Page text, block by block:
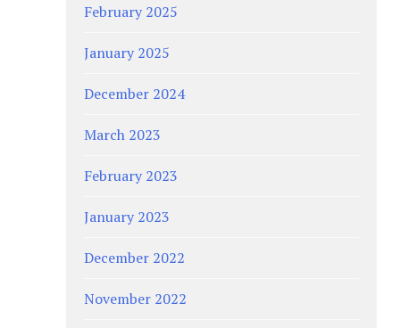
February 2025
January 2025
December 2024
March 2023
February 2023
January 2023
December 2022
November 2022